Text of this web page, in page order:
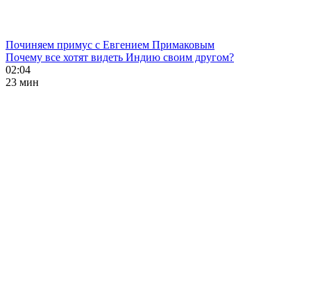
Починяем примус с Евгением Примаковым
Почему все хотят видеть Индию своим другом?
02:04
23 мин